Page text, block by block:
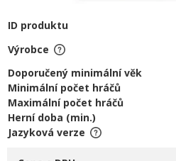
ID produktu
Výrobce
Doporučený minimální věk
Minimální počet hráčů
Maximální počet hráčů
Herní doba (min.)
Jazyková verze